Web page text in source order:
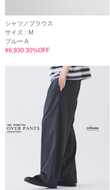
シャツ／ブラウス
サイズ : M
ブルー A
¥6,930 30%OFF